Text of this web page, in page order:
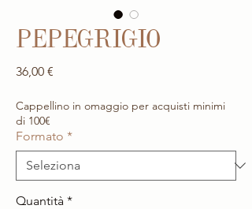
PEPEGRIGIO
36,00 €
Cappellino in omaggio per acquisti minimi
di 100€
Formato *
Quantità *